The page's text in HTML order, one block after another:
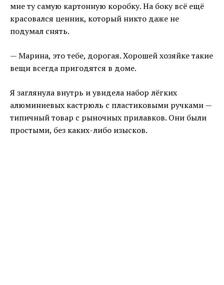
мне ту самую картонную коробку. На боку всё ещё
красовался ценник, который никто даже не
подумал снять.
— Марина, это тебе, дорогая. Хорошей хозяйке такие
вещи всегда пригодятся в доме.
Я заглянула внутрь и увидела набор лёгких
алюминиевых кастрюль с пластиковыми ручками —
типичный товар с рыночных прилавков. Они были
простыми, без каких-либо изысков.